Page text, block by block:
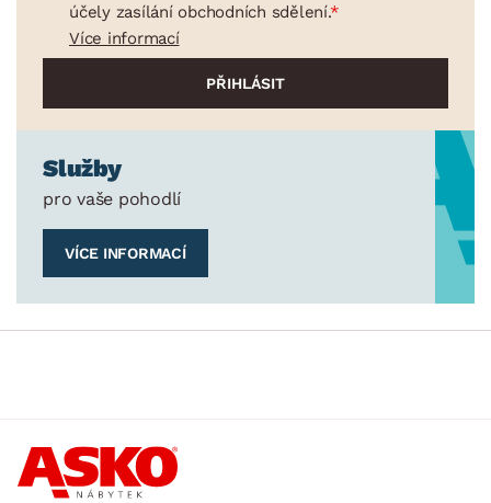
účely zasílání obchodních sdělení.
Více informací
Služby
pro vaše pohodlí
VÍCE INFORMACÍ